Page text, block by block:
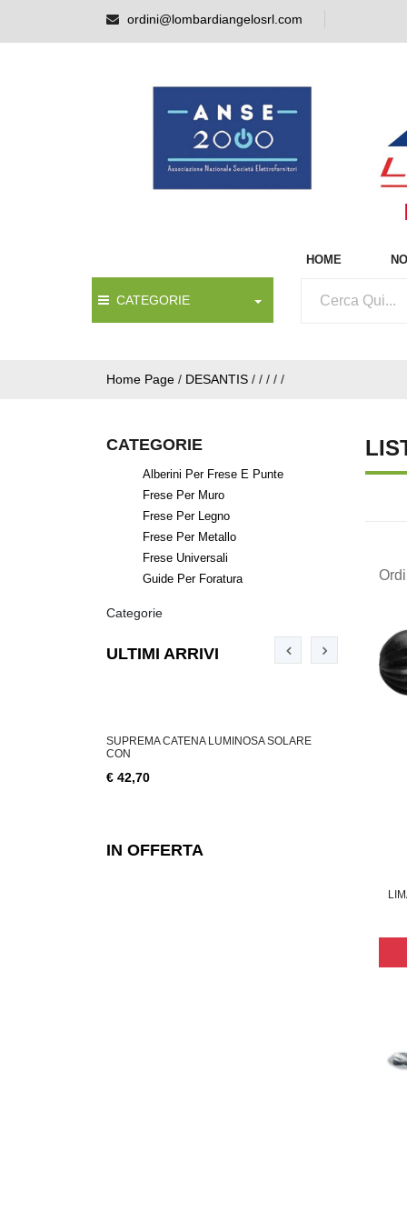
ordini@lombardiangelosrl.com
HOME
CATEGORIE
Home Page / DESANTIS / / / / /
CATEGORIE
Alberini Per Frese E Punte
Frese Per Muro
Frese Per Legno
Frese Per Metallo
Frese Universali
Guide Per Foratura
Categorie
ULTIMI ARRIVI
SUPREMA CATENA LUMINOSA SOLARE
CON
€ 42,70
IN OFFERTA